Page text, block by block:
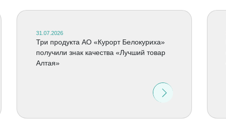
31.07.2026
Три продукта АО «Курорт Белокуриха»
получили знак качества «Лучший товар
Алтая»